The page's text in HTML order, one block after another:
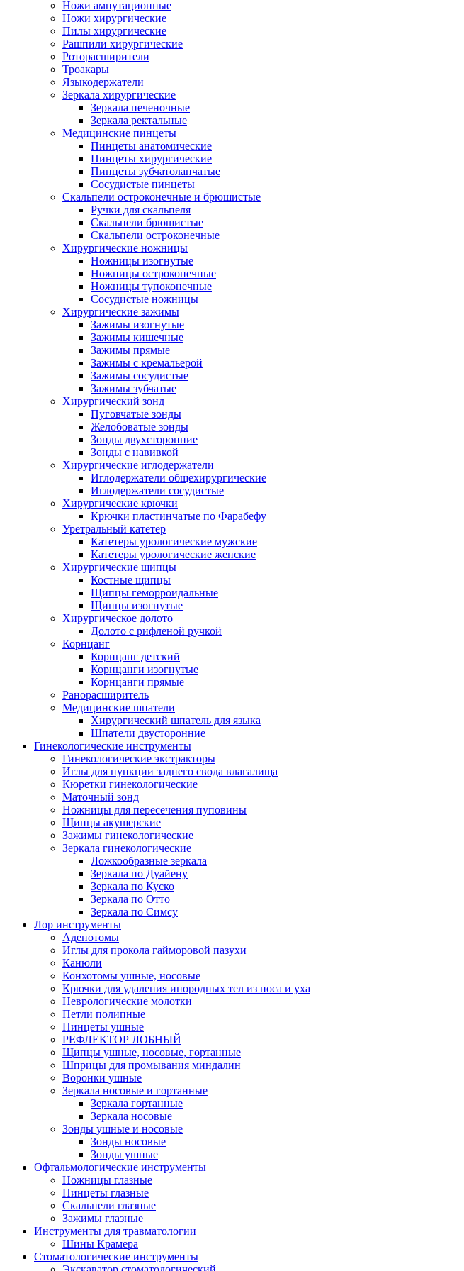
Ножи ампутационные
Ножи хирургические
Пилы хирургические
Рашпили хирургические
Роторасширители
Троакары
Языкодержатели
Зеркала хирургические
Зеркала печеночные
Зеркала ректальные
Медицинские пинцеты
Пинцеты анатомические
Пинцеты хирургические
Пинцеты зубчатолапчатые
Сосудистые пинцеты
Скальпели остроконечные и брюшистые
Ручки для скальпеля
Скальпели брюшистые
Скальпели остроконечные
Хирургические ножницы
Ножницы изогнутые
Ножницы остроконечные
Ножницы тупоконечные
Сосудистые ножницы
Хирургические зажимы
Зажимы изогнутые
Зажимы кишечные
Зажимы прямые
Зажимы с кремальерой
Зажимы сосудистые
Зажимы зубчатые
Хирургический зонд
Пуговчатые зонды
Желобоватые зонды
Зонды двухсторонние
Зонды с навивкой
Хирургические иглодержатели
Иглодержатели общехирургические
Иглодержатели сосудистые
Хирургические крючки
Крючки пластинчатые по Фарабефу
Уретральный катетер
Катетеры урологические мужские
Катетеры урологические женские
Хирургические щипцы
Костные щипцы
Щипцы геморроидальные
Щипцы изогнутые
Хирургическое долото
Долото с рифленой ручкой
Корнцанг
Корнцанг детский
Корнцанги изогнутые
Корнцанги прямые
Ранорасширитель
Медицинские шпатели
Хирургический шпатель для языка
Шпатели двусторонние
Гинекологические инструменты
Гинекологические экстракторы
Иглы для пункции заднего свода влагалища
Кюретки гинекологические
Маточный зонд
Ножницы для пересечения пуповины
Щипцы акушерские
Зажимы гинекологические
Зеркала гинекологические
Ложкообразные зеркала
Зеркала по Дуайену
Зеркала по Куско
Зеркала по Отто
Зеркала по Симсу
Лор инструменты
Аденотомы
Иглы для прокола гайморовой пазухи
Канюли
Конхотомы ушные, носовые
Крючки для удаления инородных тел из носа и уха
Неврологические молотки
Петли полипные
Пинцеты ушные
РЕФЛЕКТОР ЛОБНЫЙ
Щипцы ушные, носовые, гортанные
Шприцы для промывания миндалин
Воронки ушные
Зеркала носовые и гортанные
Зеркала гортанные
Зеркала носовые
Зонды ушные и носовые
Зонды носовые
Зонды ушные
Офтальмологические инструменты
Ножницы глазные
Пинцеты глазные
Скальпели глазные
Зажимы глазные
Инструменты для травматологии
Шины Крамера
Стоматологические инструменты